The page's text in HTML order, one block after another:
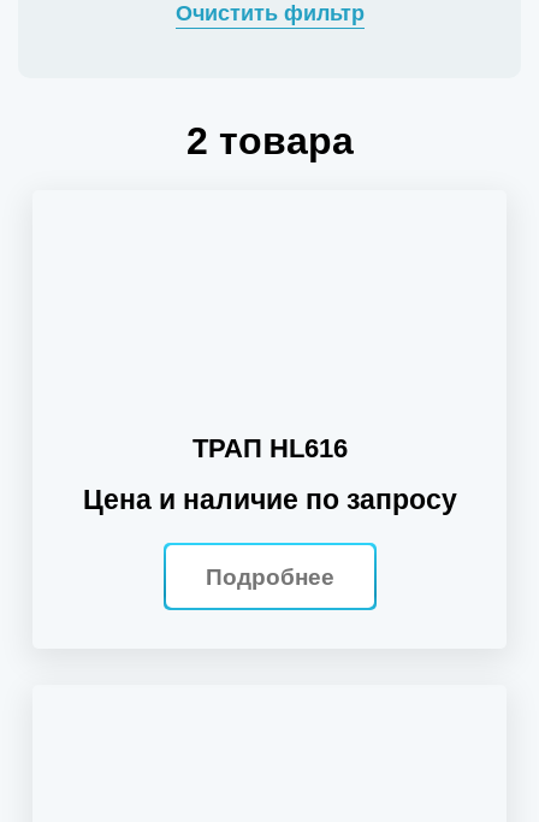
Очистить фильтр
2 товара
ТРАП HL616
Цена и наличие по запросу
Подробнее